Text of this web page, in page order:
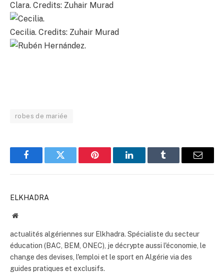
Clara. Credits: Zuhair Murad
Cecilia. Credits: Zuhair Murad
robes de mariée
FacebookTwitter Pinterest LinkedInTumblr Email
ELKHADRA
Website
actualités algériennes sur Elkhadra. Spécialiste du secteur
éducation (BAC, BEM, ONEC), je décrypte aussi l'économie, le
change des devises, l'emploi et le sport en Algérie via des
guides pratiques et exclusifs.